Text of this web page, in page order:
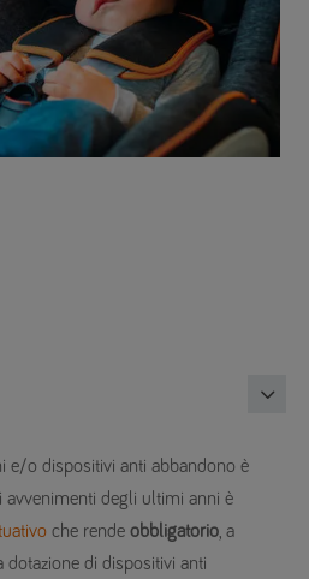
e/o dispositivi anti abbandono è
avvenimenti degli ultimi anni è
che rende obbligatorio , a
dotazione di dispositivi anti